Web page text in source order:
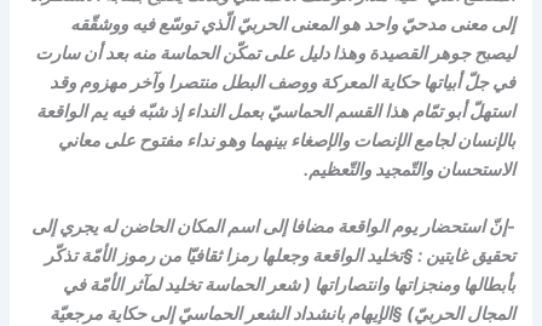
إلى معنى مدحيّ واحد هو المعنى الحربيّ الّذي توسّع فيه ووشقّقه
ليصبح جوهر القصيدة وهذا دليل على تمكّن الحماسة منه بعد أن سارت
في جلّ أبياتها حكاية المعركة ووصف البطل منتصرا وآخر مهزوم وقد
استهلّ أبو تمّام هذا القسم الحماسيّ بعمل النداء إذ شبّه فيه يم الواقعة
بالإنسان لجامع الإنصات والإصغاء بينهما وهو نداء مفتوح على معاني
الاستحسان والتّمجيد والتّعظيم.
-إنّ استحضار يوم الواقعة مضافا إلى اسم المكان الحاضن له يجري إلى
تحقيق غايتين : §تخليد الواقعة وجعلها رمزا ثقافيّا من رموز الأمّة تذكّر
بأبطالها ومنجزاتها وانتصاراتها ( شعر الحماسة تخليد لمآثر الأمّة في
المجال الحربيّ) §الإيهام بانشداد الشعر الحماسيّ إلى حكاية مرجعيّة